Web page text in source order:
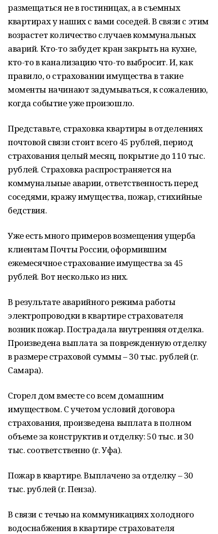
размещаться не в гостиницах, а в съемных
квартирах у наших с вами соседей. В связи с этим
возрастет количество случаев коммунальных
аварий. Кто-то забудет кран закрыть на кухне,
кто-то в канализацию что-то выбросит. И, как
правило, о страховании имущества в такие
моменты начинают задумываться, к сожалению,
когда событие уже произошло.
Представьте, страховка квартиры в отделениях
почтовой связи стоит всего 45 рублей, период
страхования целый месяц, покрытие до 110 тыс.
рублей. Страховка распространяется на
коммунальные аварии, ответственность перед
соседями, кражу имущества, пожар, стихийные
бедствия.
Уже есть много примеров возмещения ущерба
клиентам Почты России, оформившим
ежемесячное страхование имущества за 45
рублей. Вот несколько из них.
В результате аварийного режима работы
электропроводки в квартире страхователя
возник пожар. Пострадала внутренняя отделка.
Произведена выплата за поврежденную отделку
в размере страховой суммы – 30 тыс. рублей (г.
Самара).
Сгорел дом вместе со всем домашним
имуществом. С учетом условий договора
страхования, произведена выплата в полном
объеме за конструктив и отделку: 50 тыс. и 30
тыс. соответственно (г. Уфа).
Пожар в квартире. Выплачено за отделку – 30
тыс. рублей (г. Пенза).
В связи с течью на коммуникациях холодного
водоснабжения в квартире страхователя